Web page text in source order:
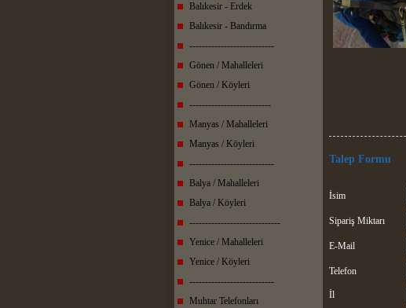
Balıkesir - Erdek
Balıkesir - Bandırma
---------------------------
Gönen / Mahalleleri
Gönen / Köyleri
--------------------------
Manyas / Mahalleleri
Manyas / Köyleri
---------------------------
Balya / Mahalleleri
Balya / Köyleri
-----------------------------
Yenice / Mahalleleri
Yenice / Köyleri
---------------------------
Muhtar Telefonları
Talep Formu
İsim
Sipariş Miktarı
E-Mail
Telefon
İl